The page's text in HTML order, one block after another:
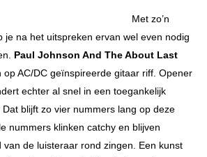
Met zo’n
je na het uitspreken ervan wel even nodig
Paul Johnson And The About Last
op AC/DC geïnspireerde gitaar riff. Opener
echter al snel in een toegankelijk
blijft zo vier nummers lang op deze
nummers klinken catchy en blijven
van de luisteraar rond zingen. Een kunst